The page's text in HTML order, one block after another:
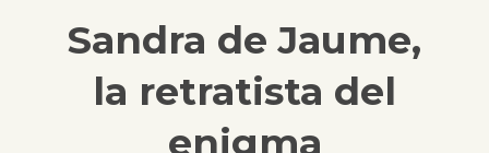
Sandra de Jaume,
la retratista del
enigma